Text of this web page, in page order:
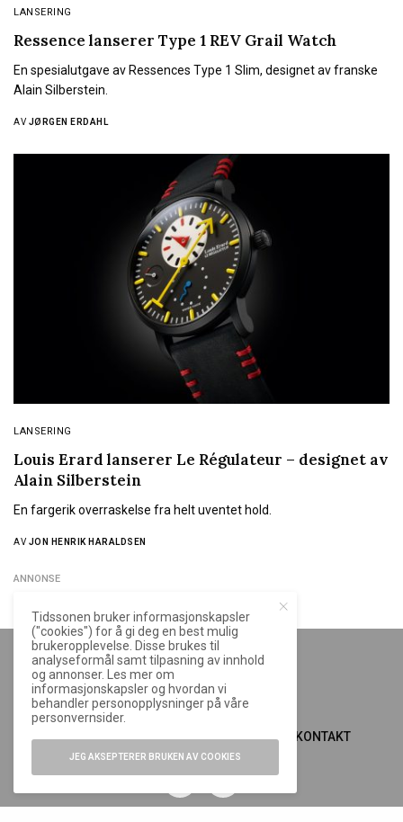
LANSERING
Ressence lanserer Type 1 REV Grail Watch
En spesialutgave av Ressences Type 1 Slim, designet av franske
Alain Silberstein.
AV JØRGEN ERDAHL
LANSERING
Louis Erard lanserer Le Régulateur – designet av
Alain Silberstein
En fargerik overraskelse fra helt uventet hold.
AV JON HENRIK HARALDSEN
ANNONSE
OM TIDSSONEN.NO ANNONSERE KONTAKT
Tidssonen bruker informasjonskapsler
("cookies") for å gi deg en best mulig
brukeropplevelse. Disse brukes til
analyseformål samt tilpasning av innhold
og annonser. Les mer om
informasjonskapsler og hvordan vi
behandler personopplysninger på våre
personvernsider.
JEG AKSEPTERER BRUKEN AV COOKIES